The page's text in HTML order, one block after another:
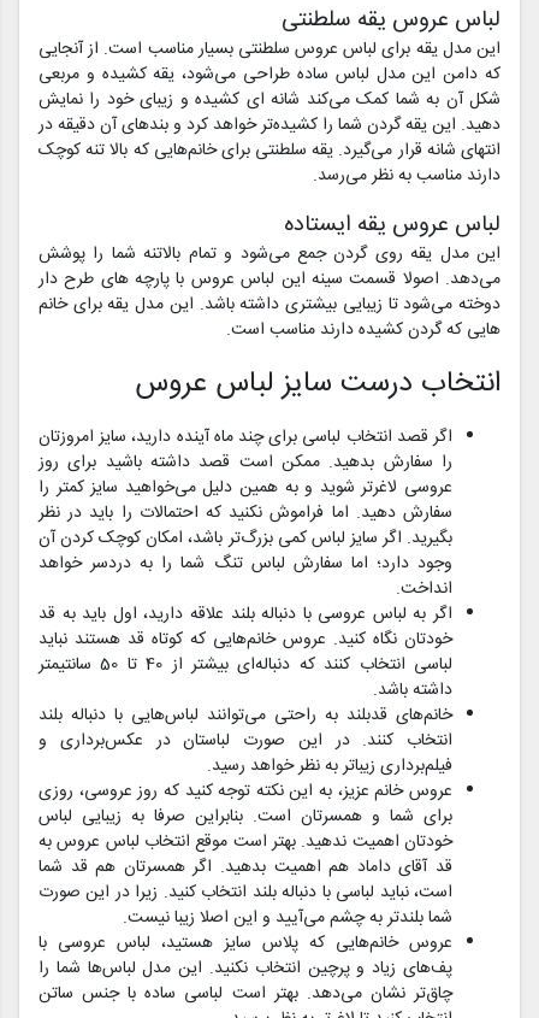
لباس عروس یقه سلطنتی
این مدل یقه برای لباس عروس سلطنتی بسیار مناسب است. از آنجایی
که دامن این مدل لباس ساده طراحی می‌شود، یقه کشیده و مربعی
شکل آن به شما کمک می‌کند شانه ای کشیده و زیبای خود را نمایش
دهید. این یقه گردن شما را کشیده‌تر خواهد کرد و بندهای آن دقیقه در
انتهای شانه قرار می‌گیرد. یقه سلطنتی برای خانم‌هایی که بالا تنه کوچک
دارند مناسب به نظر می‌رسد.
لباس عروس یقه ایستاده
این مدل یقه روی گردن جمع می‌شود و تمام بالاتنه شما را پوشش
می‌دهد. اصولا قسمت سینه این لباس عروس با پارچه های طرح دار
دوخته می‌شود تا زیبایی بیشتری داشته باشد. این مدل یقه برای خانم
هایی که گردن کشیده دارند مناسب است.
انتخاب درست سایز لباس عروس
اگر قصد انتخاب لباسی برای چند ماه آینده دارید، سایز امروزتان
را سفارش بدهید. ممکن است قصد داشته باشید برای روز
عروسی لاغرتر شوید و به همین دلیل می‌خواهید سایز کمتر را
سفارش دهید. اما فراموش نکنید که احتمالات را باید در نظر
بگیرید. اگر سایز لباس کمی بزرگ‌تر باشد، امکان کوچک کردن آن
وجود دارد؛ اما سفارش لباس تنگ شما را به دردسر خواهد
انداخت.
اگر به لباس عروسی با دنباله بلند علاقه دارید، اول باید به قد
خودتان نگاه کنید. عروس خانم‌هایی که کوتاه قد هستند نباید
لباسی انتخاب کنند که دنباله‌ای بیشتر از 40 تا 50 سانتیمتر
داشته باشد.
خانم‌های قدبلند به راحتی می‌توانند لباس‌هایی با دنباله بلند
انتخاب کنند. در این صورت لباستان در عکس‌برداری و
فیلم‌برداری زیباتر به نظر خواهد رسید.
عروس خانم عزیز، به این نکته توجه کنید که روز عروسی، روزی
برای شما و همسرتان است. بنابراین صرفا به زیبایی لباس
خودتان اهمیت ندهید. بهتر است موقع انتخاب لباس عروس به
قد آقای داماد هم اهمیت بدهید. اگر همسرتان هم قد شما
است، نباید لباسی با دنباله بلند انتخاب کنید. زیرا در این صورت
شما بلندتر به چشم می‌آیید و این اصلا زیبا نیست.
عروس خانم‌هایی که پلاس سایز هستید، لباس عروسی با
پف‌های زیاد و پرچین انتخاب نکنید. این مدل لباس‌ها شما را
چاق‌تر نشان می‌دهد. بهتر است لباسی ساده با جنس ساتن